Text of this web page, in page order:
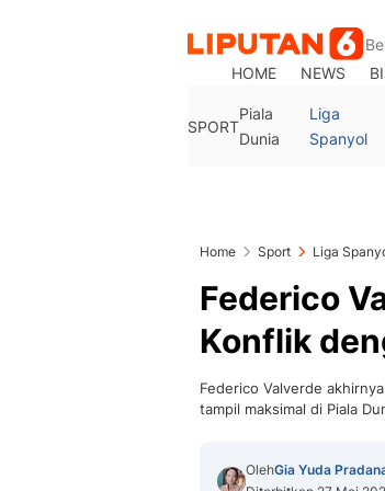
HOME
NEWS
SPORT
Piala
Dunia
Liga
Spanyol
Home Sport Liga
Federico
Konflik
Federico Valverde
tampil maksimal di Piala
OlehGia Yuda